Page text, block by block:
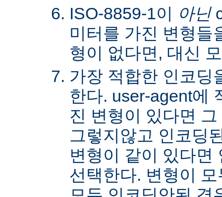
ISO-8859-1이 아닌
미터를 가진 변형들
형이 없다면, 대신
가장 적합한 인코딩
한다. user-agent에
진 변형이 있다면
그렇지않고 인코딩
변형이 같이 있다면
선택한다. 변형이